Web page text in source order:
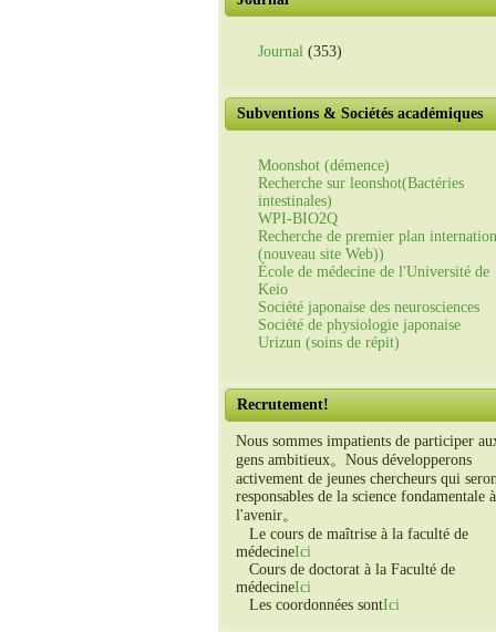
Journal (353)
Subventions & Sociétés académiques
Moonshot (démence)
Recherche sur leonshot(Bactéries
intestinales)
WPI-BIO2Q
Recherche de premier plan
(nouveau site Web))
École de médecine de l'Université de
Keio
Société japonaise des neurosciences
Société de physiologie japonaise
Urizun (soins de répit)
Recrutement!
Nous sommes impatients de participer
gens ambitieux。Nous développerons
activement de jeunes chercheurs qui
responsables de la science fondamentale à
l'avenir。
Le cours de maîtrise à la faculté de
médecineIci
Cours de doctorat à la Faculté de
médecineIci
Les coordonnées sontIci